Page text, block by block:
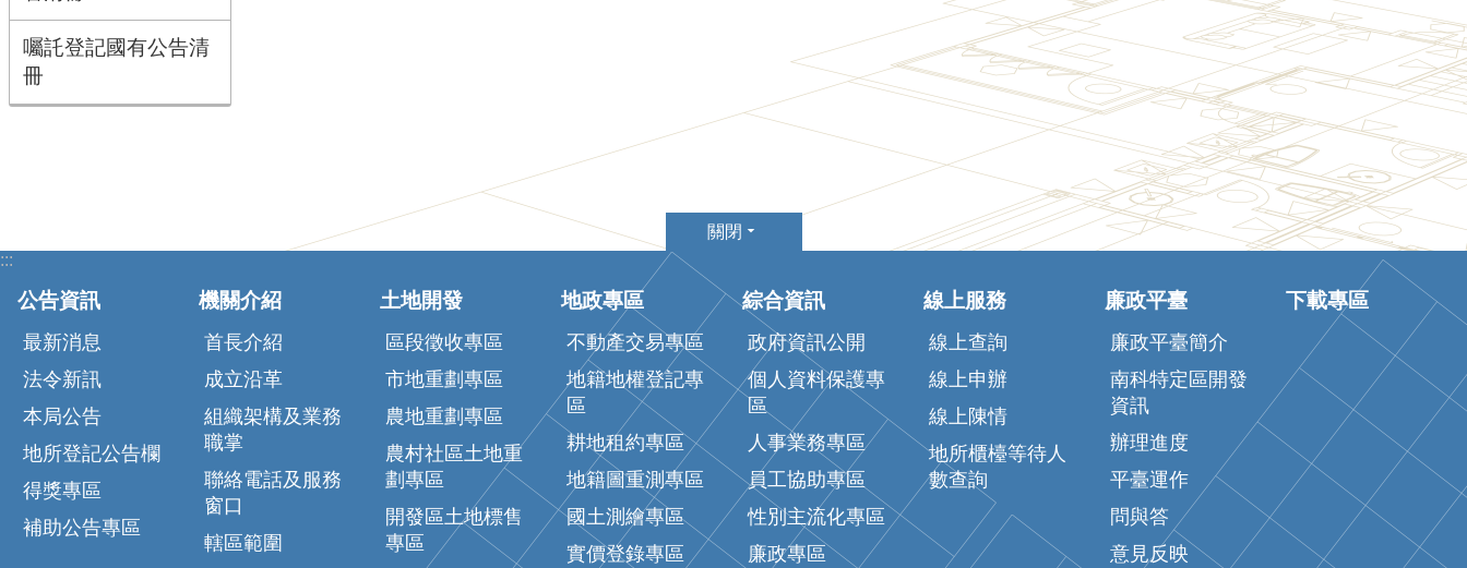
囑託登記國有公告清
冊
關閉
:::
公告資訊
最新消息
法令新訊
本局公告
地所登記公告欄
得獎專區
補助公告專區
機關介紹
首長介紹
成立沿革
組織架構及業務
職掌
聯絡電話及服務
窗口
轄區範圍
土地開發
區段徵收專區
市地重劃專區
農地重劃專區
農村社區土地重
劃專區
開發區土地標售
專區
地政專區
不動產交易專區
地籍地權登記專
區
耕地租約專區
地籍圖重測專區
國土測繪專區
實價登錄專區
綜合資訊
政府資訊公開
個人資料保護專
區
人事業務專區
員工協助專區
性別主流化專區
廉政專區
線上服務
線上查詢
線上申辦
線上陳情
地所櫃檯等待人
數查詢
廉政平臺
廉政平臺簡介
南科特定區開發
資訊
辦理進度
平臺運作
問與答
意見反映
下載專區